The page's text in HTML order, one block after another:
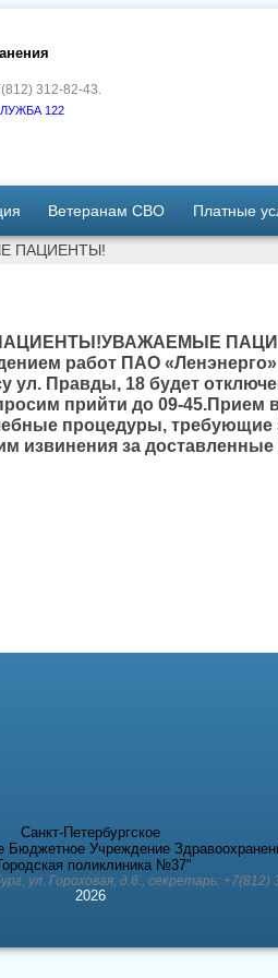
312-82-43.
122
Ветеранам СВО Платные
ПАЦИЕНТЫ!
работ ПАО
ул. Правды, 18 будет
прийти до 09-
процедуры, требующие
извинения за доставленные
Санкт-Петербургское
Бюджетное Учреждение
поликлиника №37"
ул. Гороховая, д.6., секретарь: +7(812)
2026